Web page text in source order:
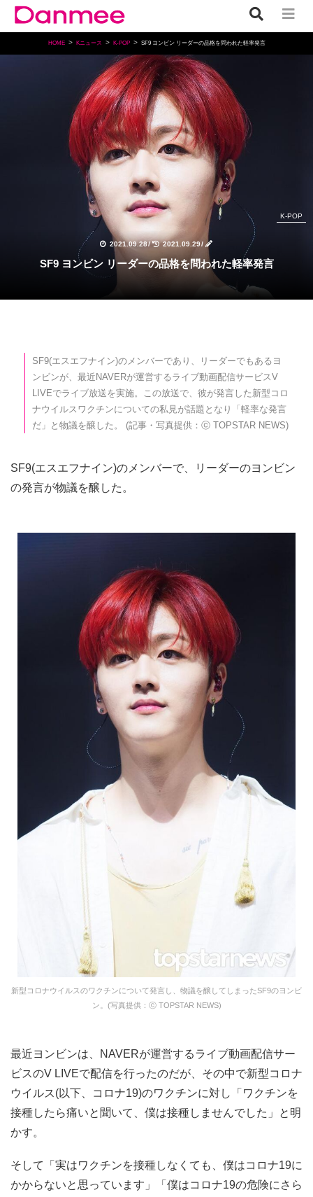
HOME Kニュース K-POP SF9 ヨンビン リーダーの品格を問われた軽率発言
2021.09.28/ 2021.09.29/
K-POP
SF9 ヨンビン リーダーの品格を問われた軽率発言
SF9(エスエフナイン)のメンバーであり、リーダーでもあるヨ
ンビンが、最近NAVERが運営するライブ動画配信サービスV
LIVEでライブ放送を実施。この放送で、彼が発言した新型コロ
ナウイルスワクチンについての私見が話題となり「軽率な発言
だ」と物議を醸した。 (記事・写真提供：ⓒ TOPSTAR NEWS)
SF9(エスエフナイン)のメンバーで、リーダーのヨンビン
の発言が物議を醸した。
新型コロナウイルスのワクチンについて発言し、物議を醸してしまったSF9のヨンビ
ン。(写真提供：ⓒ TOPSTAR NEWS)
最近ヨンビンは、NAVERが運営するライブ動画配信サー
ビスのV LIVEで配信を行ったのだが、その中で新型コロナ
ウイルス(以下、コロナ19)のワクチンに対し「ワクチンを
接種したら痛いと聞いて、僕は接種しませんでした」と明
かす。
そして「実はワクチンを接種しなくても、僕はコロナ19に
かからないと思っています」「僕はコロナ19の危険にさら